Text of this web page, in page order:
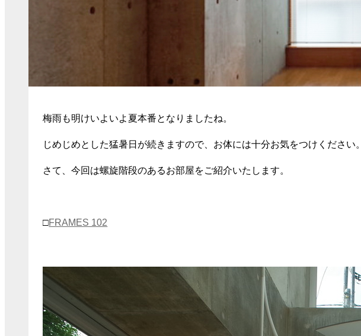
梅雨も明けいよいよ夏本番となりましたね。
じめじめとした猛暑日が続きますので、お体には十分お気をつけください。
さて、今回は螺旋階段のあるお部屋をご紹介いたします。
□FRAMES 102